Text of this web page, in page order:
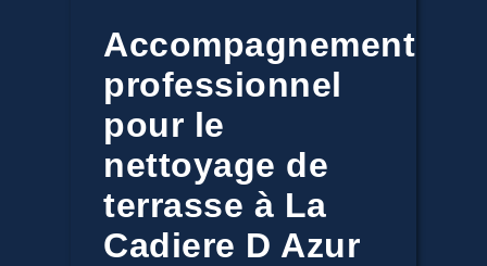
Accompagnement
professionnel
pour le
nettoyage de
terrasse à La
Cadiere D Azur